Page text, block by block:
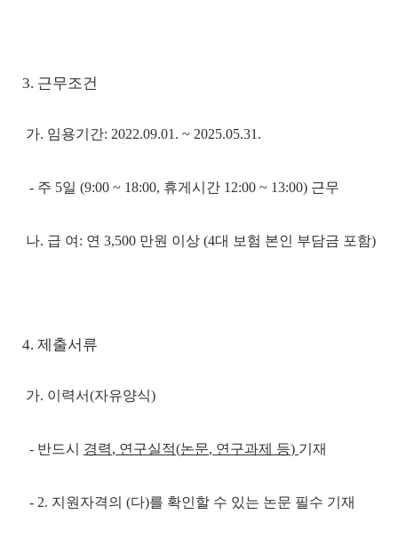
3. 근무조건
가. 임용기간: 2022.09.01. ~ 2025.05.31.
- 주 5일 (9:00 ~ 18:00, 휴게시간 12:00 ~ 13:00) 근무
나. 급 여 : 연 3,500 만원 이상 (4대 보험 본인 부담금 포함)
4. 제출서류
가. 이력서(자유양식)
- 반드시 경력, 연구실적(논문, 연구과제 등) 기재
- 2. 지원자격의 (다)를 확인할 수 있는 논문 필수 기재